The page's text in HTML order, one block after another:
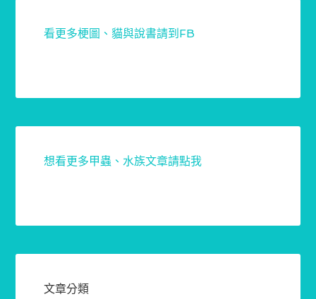
看更多梗圖、貓與說書請到FB
想看更多甲蟲、水族文章請點我
文章分類